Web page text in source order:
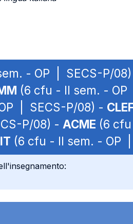
- OP | SECS-P/
(6 cfu - II sem. -
| SECS-P/08) -
P/08) - ACME (6
(6 cfu - II sem. - OP